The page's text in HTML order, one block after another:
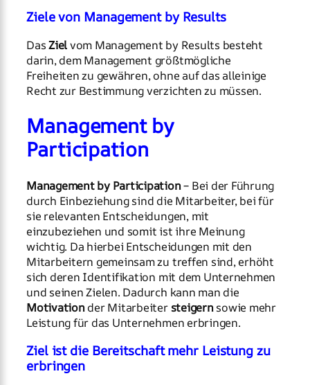
Ziele von Management by Results
DasZielvom Management by Results besteht
darin, dem Management größtmögliche
Freiheiten zu gewähren, ohne auf das alleinige
Recht zur Bestimmung verzichten zu müssen.
Management by
Participation
Management by Participation– Bei der Führung
durch Einbeziehung sind die Mitarbeiter, bei für
sie relevanten Entscheidungen, mit
einzubeziehen und somit ist ihre Meinung
wichtig. Da hierbei Entscheidungen mit den
Mitarbeitern gemeinsam zu treffen sind, erhöht
sich deren Identifikation mit dem Unternehmen
und seinen Zielen. Dadurch kann man die
Motivationder Mitarbeiter steigernsowie mehr
Leistung für das Unternehmen erbringen.
Ziel ist die Bereitschaft mehr Leistung zu
erbringen